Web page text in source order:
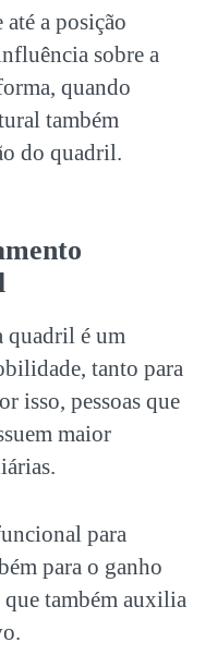
a posição
sobre a
quando
também
do quadril.
quadril é um
tanto para
isso, pessoas que
maior
para
para o ganho
também auxilia